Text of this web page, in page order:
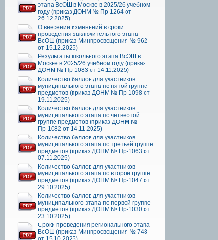
этапа ВсОШ в Москве в 2025/26 учебном
году (приказ ДОНМ № Пр-1264 от
26.12.2025)
О внесении изменений в сроки
проведения заключительного этапа
ВсОШ (приказ Минпросвещения № 962
от 15.12.2025)
Результаты школьного этапа ВсОШ в
Москве в 2025/26 учебном году (приказ
ДОНМ № Пр-1083 от 14.11.2025)
Количество баллов для участников
муниципального этапа по пятой группе
предметов (приказ ДОНМ № Пр-1098 от
19.11.2025)
Количество баллов для участников
муниципального этапа по четвертой
группе предметов (приказ ДОНМ №
Пр-1082 от 14.11.2025)
Количество баллов для участников
муниципального этапа по третьей группе
предметов (приказ ДОНМ № Пр-1063 от
07.11.2025)
Количество баллов для участников
муниципального этапа по второй группе
предметов (приказ ДОНМ № Пр-1047 от
29.10.2025)
Количество баллов для участников
муниципального этапа по первой группе
предметов (приказ ДОНМ № Пр-1030 от
23.10.2025)
Сроки проведения регионального этапа
ВсОШ (приказ Минпросвещения № 748
от 15.10.2025)